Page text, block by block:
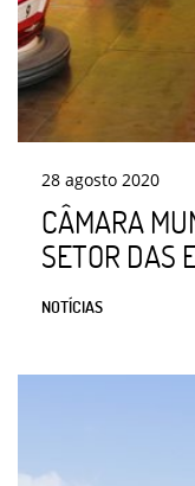
28 agosto 2020
CÂMARA
SETOR DAS
NOTÍCIAS